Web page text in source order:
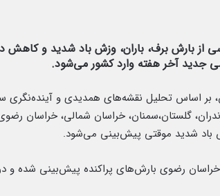
از بارش برف، باران،‌ وزش باد شدید و کاهش
جدید آخر هفته وارد کشور می‌شود.
بر اساس تحلیل نقشه‌های همدیدی و آینده‌نگری
گلستان،‌سمنان، خراسان شمالی، خراسان
باد شدید موقتی پیش‌بینی می‌شود.
رضوی بارش‌های پراکنده پیش‌بینی شده و